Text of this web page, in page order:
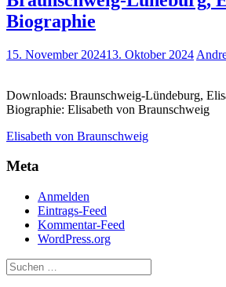
Biographie
15. November 202413. Oktober 2024
Downloads: Braunschweig-Lündeburg,
Biographie: Elisabeth von Braunschweig
Elisabeth von Braunschweig
Meta
Anmelden
Eintrags-Feed
Kommentar-Feed
WordPress.org